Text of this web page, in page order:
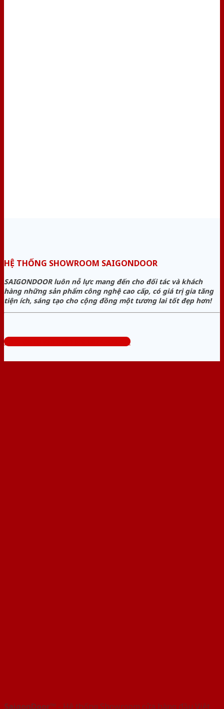
HỆ THỐNG SHOWROOM SAIGONDOOR
SAIGONDOOR luôn nỗ lực mang đến cho đối tác và khách
hàng những sản phẩm công nghệ cao cấp, có giá trị gia tăng
tiện ích, sáng tạo cho cộng đồng một tương lai tốt đẹp hơn!
Tổng đài tư vấn miễn phí: 0824.400.400
SaigonDoor™ - Hệ thống Showroom cửa hàng đầu Việt